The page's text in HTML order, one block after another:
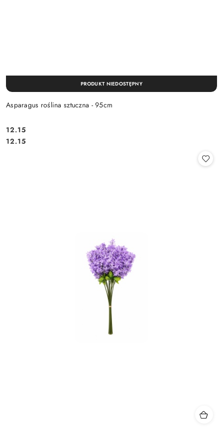
Asparagus roślina sztuczna - 95cm
Cena:
12.15
Cena:
12.15
PRODUKT NIEDOSTĘPNY